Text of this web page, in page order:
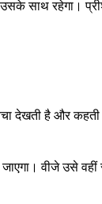
साथ रहेगा।
देखती है और
वीजे उसे